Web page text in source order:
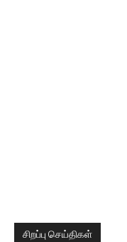
சிறப்பு செய்திகள்